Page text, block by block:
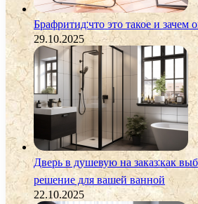
Брафритид:что это такое и зачем
29.10.2025
Дверь в душевую на заказ:как
решение для вашей ванной
22.10.2025